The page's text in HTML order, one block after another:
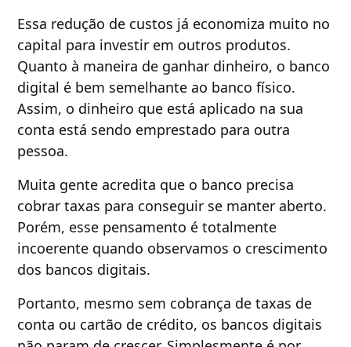
Essa redução de custos já economiza muito no
capital para investir em outros produtos.
Quanto à maneira de ganhar dinheiro, o banco
digital é bem semelhante ao banco físico.
Assim, o dinheiro que está aplicado na sua
conta está sendo emprestado para outra
pessoa.
Muita gente acredita que o banco precisa
cobrar taxas para conseguir se manter aberto.
Porém, esse pensamento é totalmente
incoerente quando observamos o crescimento
dos bancos digitais.
Portanto, mesmo sem cobrança de taxas de
conta ou cartão de crédito, os bancos digitais